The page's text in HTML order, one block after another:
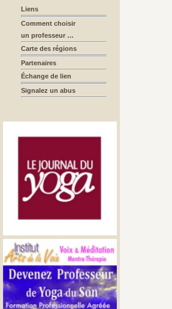
Liens
Comment choisir
un professeur …
Carte des régions
Partenaires
Échange de lien
Signalez un abus